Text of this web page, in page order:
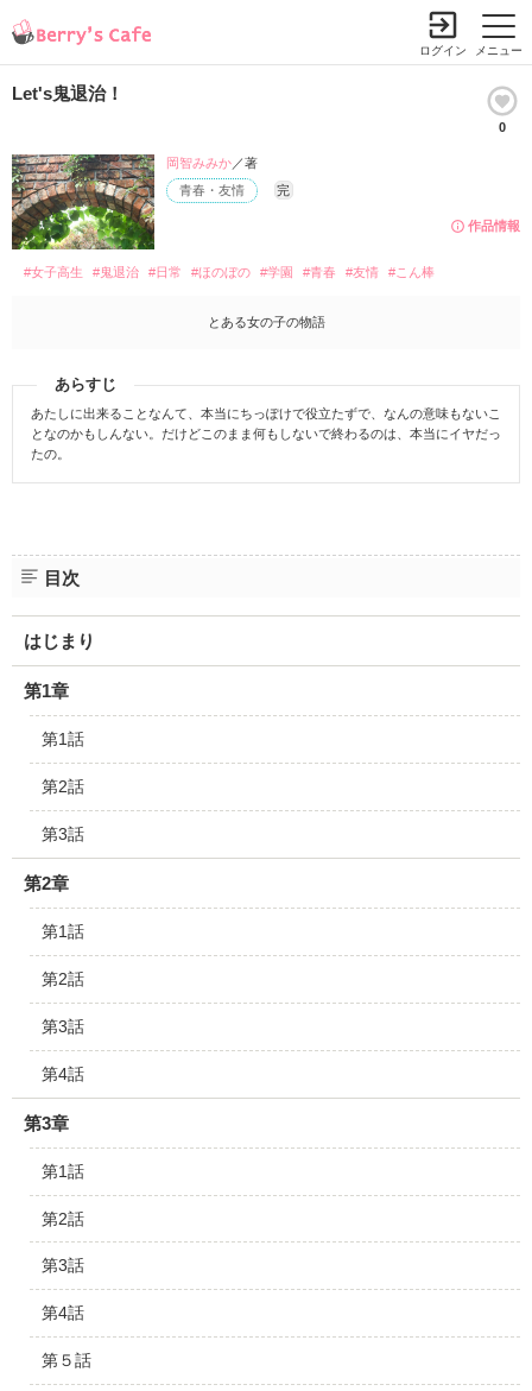
メニュー
ログイン
Let's鬼退治！
0
作品情報
青春・友情 完
岡智みみか／著
#女子高生 #鬼退治 #日常 #ほのぼの #学園 #青春 #友情 #こん棒
とある女の子の物語
あらすじ
あたしに出来ることなんて、本当にちっぽけで役立たずで、なんの意味もないこ
となのかもしんない。だけどこのまま何もしないで終わるのは、本当にイヤだっ
たの。
目次
はじまり
第1章
第1話
第2話
第3話
第2章
第1話
第2話
第3話
第4話
第3章
第1話
第2話
第3話
第4話
第５話